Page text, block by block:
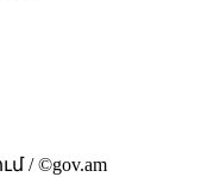
/ ©gov.am